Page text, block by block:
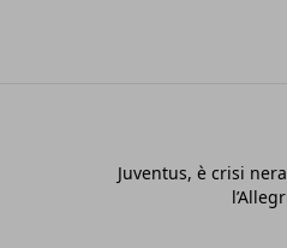
Juventus, è crisi